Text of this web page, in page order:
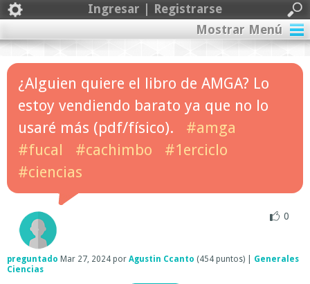
Ingresar | Registrarse
Mostrar Menú
¿Alguien quiere el libro de AMGA? Lo
estoy vendiendo barato ya que no lo
usaré más (pdf/físico).
#amga
#fucal
#cachimbo
#1erciclo
#ciencias
0
preguntado Mar 27, 2024 por Agustin Ccanto (454 puntos)
Generales
Ciencias